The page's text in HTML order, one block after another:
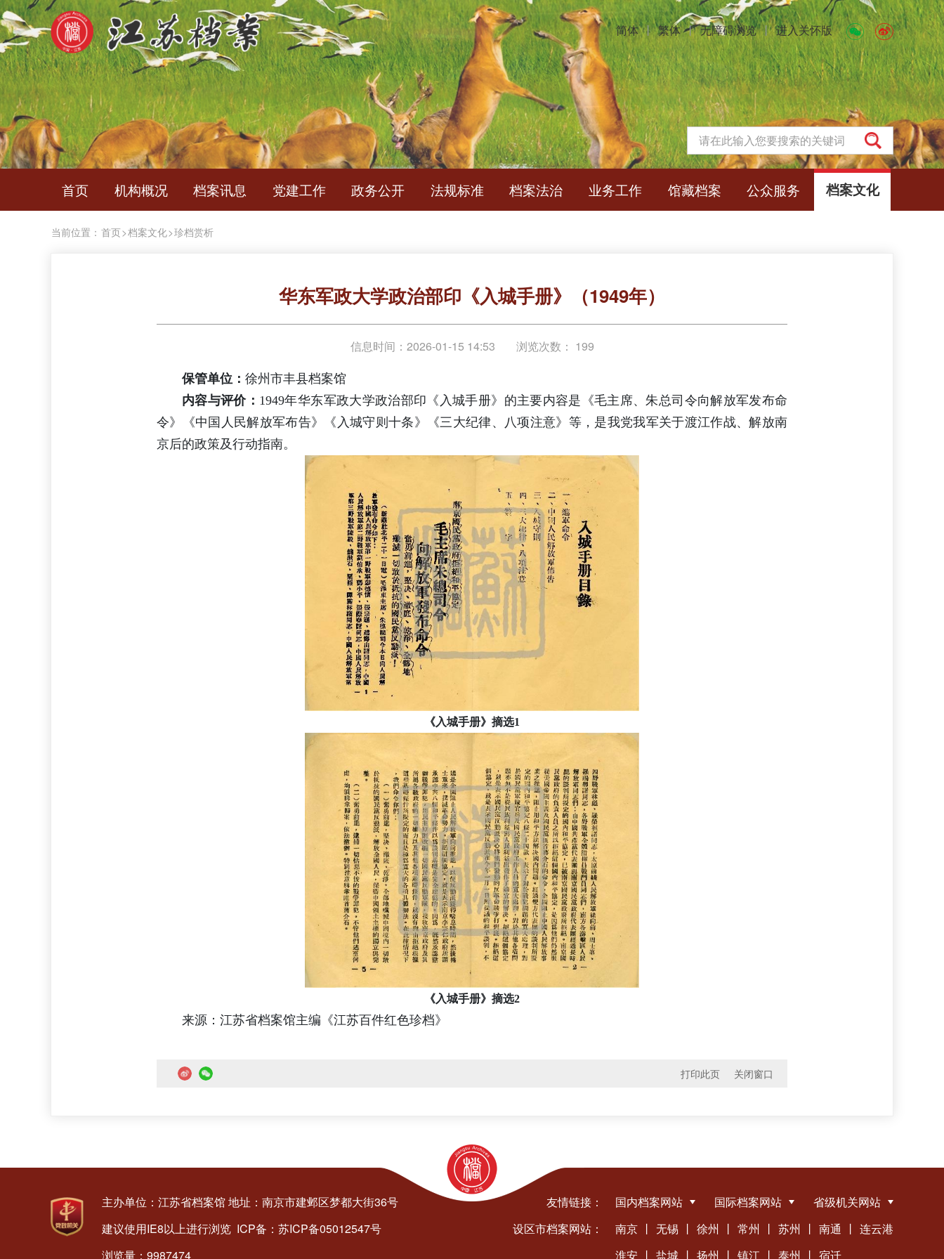
简体 丨 繁体 丨 无障碍浏览 丨 进入关怀版
首页 机构概况 档案讯息 党建工作 政务公开 法规标准 档案法治 业务工作 馆藏档案 公众服务 档案文化
当前位置： 首页>档案文化>珍档赏析
华东军政大学政治部印《入城手册》（1949年）
信息时间：2026-01-15 14:53 浏览次数： 199
保管单位： 徐州市丰县档案馆
内容与评价： 1949年华东军政大学政治部印《入城手册》的主要内容是《毛主席、朱总司令向解放军发布命
令》《中国人民解放军布告》《入城守则十条》《三大纪律、八项注意》等，是我党我军关于渡江作战、解放南
京后的政策及行动指南。
《入城手册》摘选1
《入城手册》摘选2
来源：江苏省档案馆主编《江苏百件红色珍档》
打印此页 关闭窗口
主办单位：江苏省档案馆地址：南京市建邺区梦都大街36号
建议使用IE8以上进行浏览 ICP备：苏ICP备05012547号
浏览量：9987474
友情链接： 国内档案网站 国际档案网站
省级机关网站
设区市档案网站：
南京 丨 无锡 丨 徐州 丨 常州 丨 苏州 丨 南通 丨 连云港
淮安 丨 盐城 丨 扬州 丨 镇江 丨 泰州 丨 宿迁